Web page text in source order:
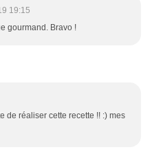
19:15
gourmand. Bravo !
de réaliser cette recette !! :) mes